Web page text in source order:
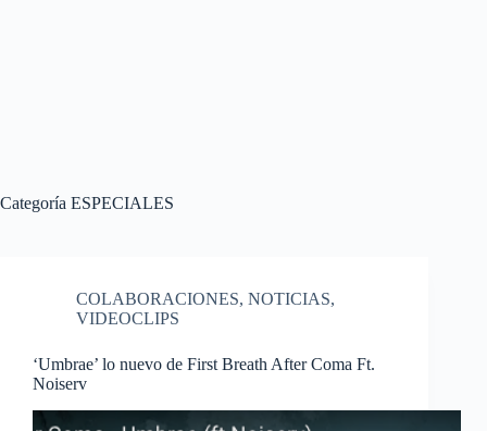
Categoría ESPECIALES
COLABORACIONES, NOTICIAS,
VIDEOCLIPS
‘Umbrae’ lo nuevo de First Breath After Coma Ft.
Noiserv